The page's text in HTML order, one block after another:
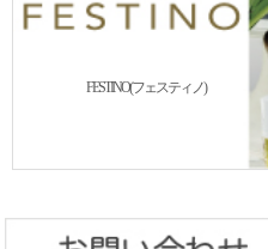
FESTINO(フェスティノ)